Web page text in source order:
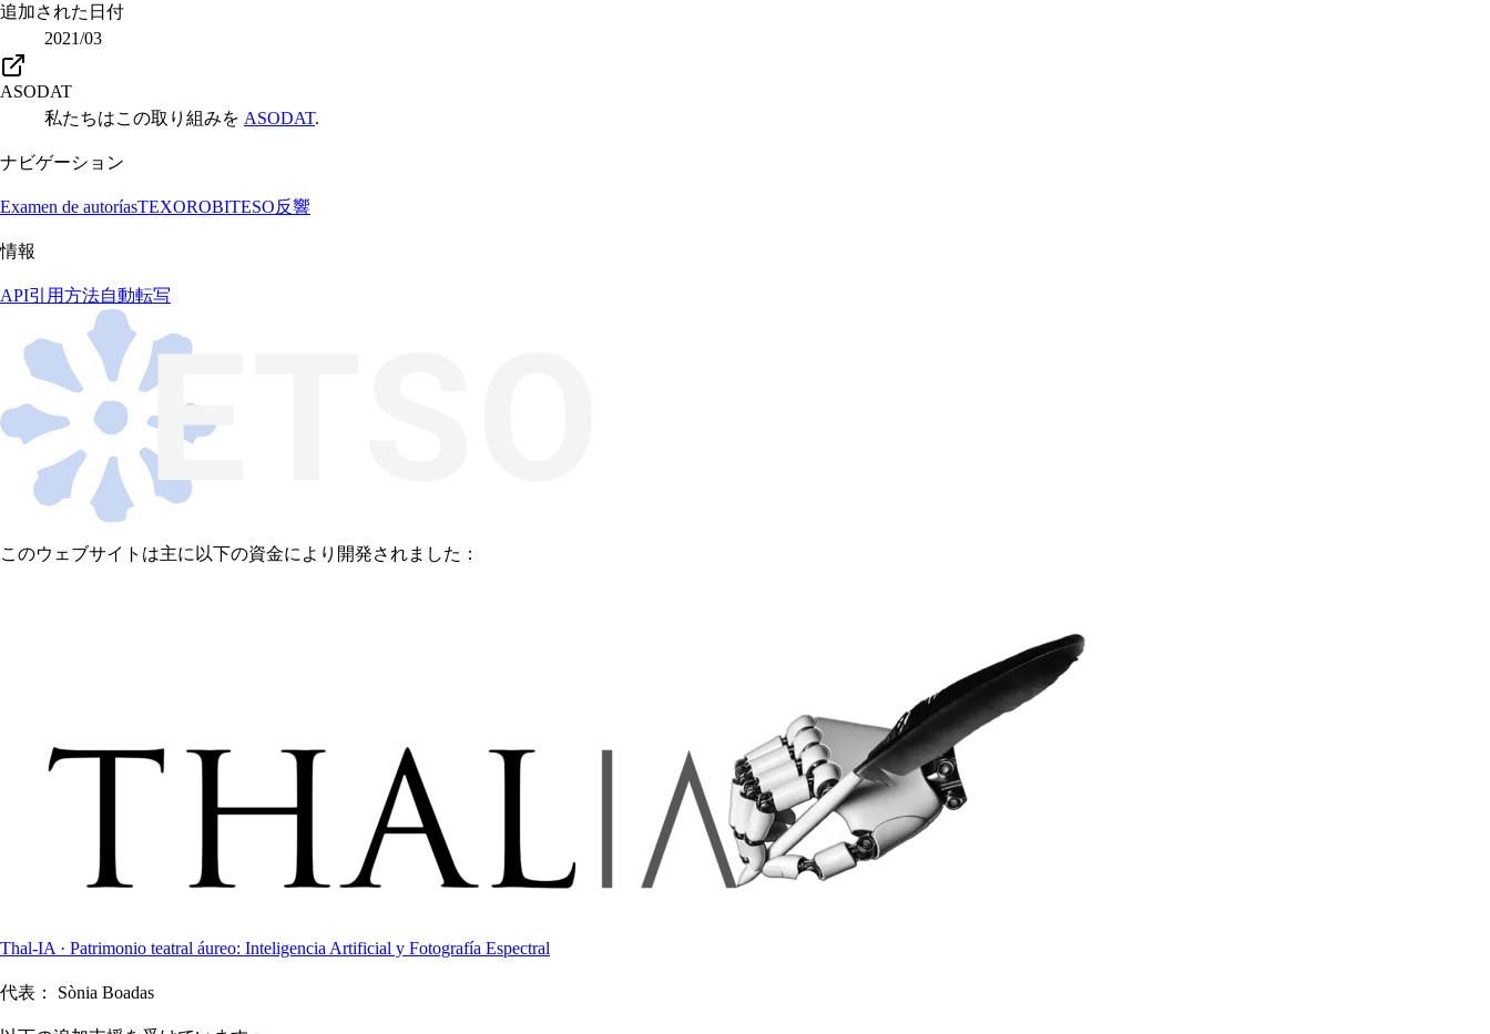
追加された日付
2021/03
ASODAT
私たちはこの取り組みを ASODAT.
ナビゲーション
Examen de autoríasTEXOROBITESO反響
情報
API引用方法自動転写
このウェブサイトは主に以下の資金により開発されました：
Thal-IA · Patrimonio teatral áureo: Inteligencia Artificial y Fotografía Espectral
代表： Sònia Boadas